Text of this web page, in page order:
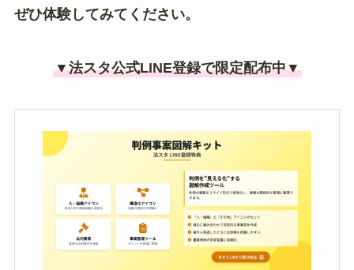
ぜひ体験してみてください。
▼法スタ公式LINE登録で限定配布中▼